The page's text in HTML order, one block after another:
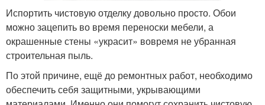
Испортить чистовую отделку довольно просто. Обои
можно зацепить во время переноски мебели, а
окрашенные стены «украсит» вовремя не убранная
строительная пыль.
По этой причине, ещё до ремонтных работ, необходимо
обеспечить себя защитными, укрывающими